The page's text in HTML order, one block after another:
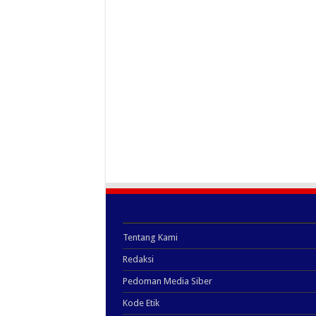
Tentang Kami
Redaksi
Pedoman Media Siber
Kode Etik